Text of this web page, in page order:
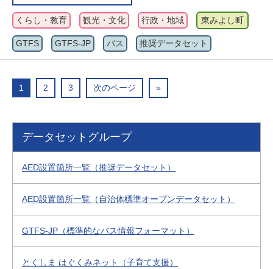
くらし・教育 観光・文化 行政・地域 東みよし町
GTFS GTFS-JP バス 推奨データセット
1 2 3 次のページ »
データセットグループ
AED設置箇所一覧（推奨データセット）
AED設置箇所一覧（自治体標準オープンデータセット）
GTFS-JP（標準的なバス情報フォーマット）
とくしま はぐくみネット（子育て支援）